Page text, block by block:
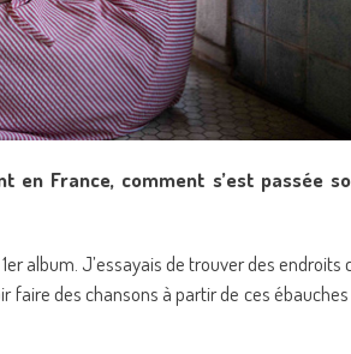
en France, comment s’est passée
album. J’essayais de trouver des
faire des chansons à partir de ces